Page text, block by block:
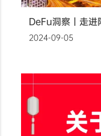
DeFu洞察丨走进
2024-09-05